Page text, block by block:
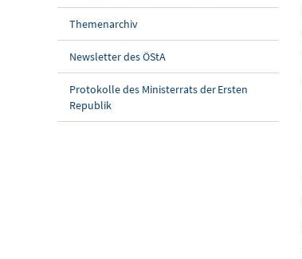
Themenarchiv
Newsletter des ÖStA
Protokolle des Ministerrats der Ersten
Republik